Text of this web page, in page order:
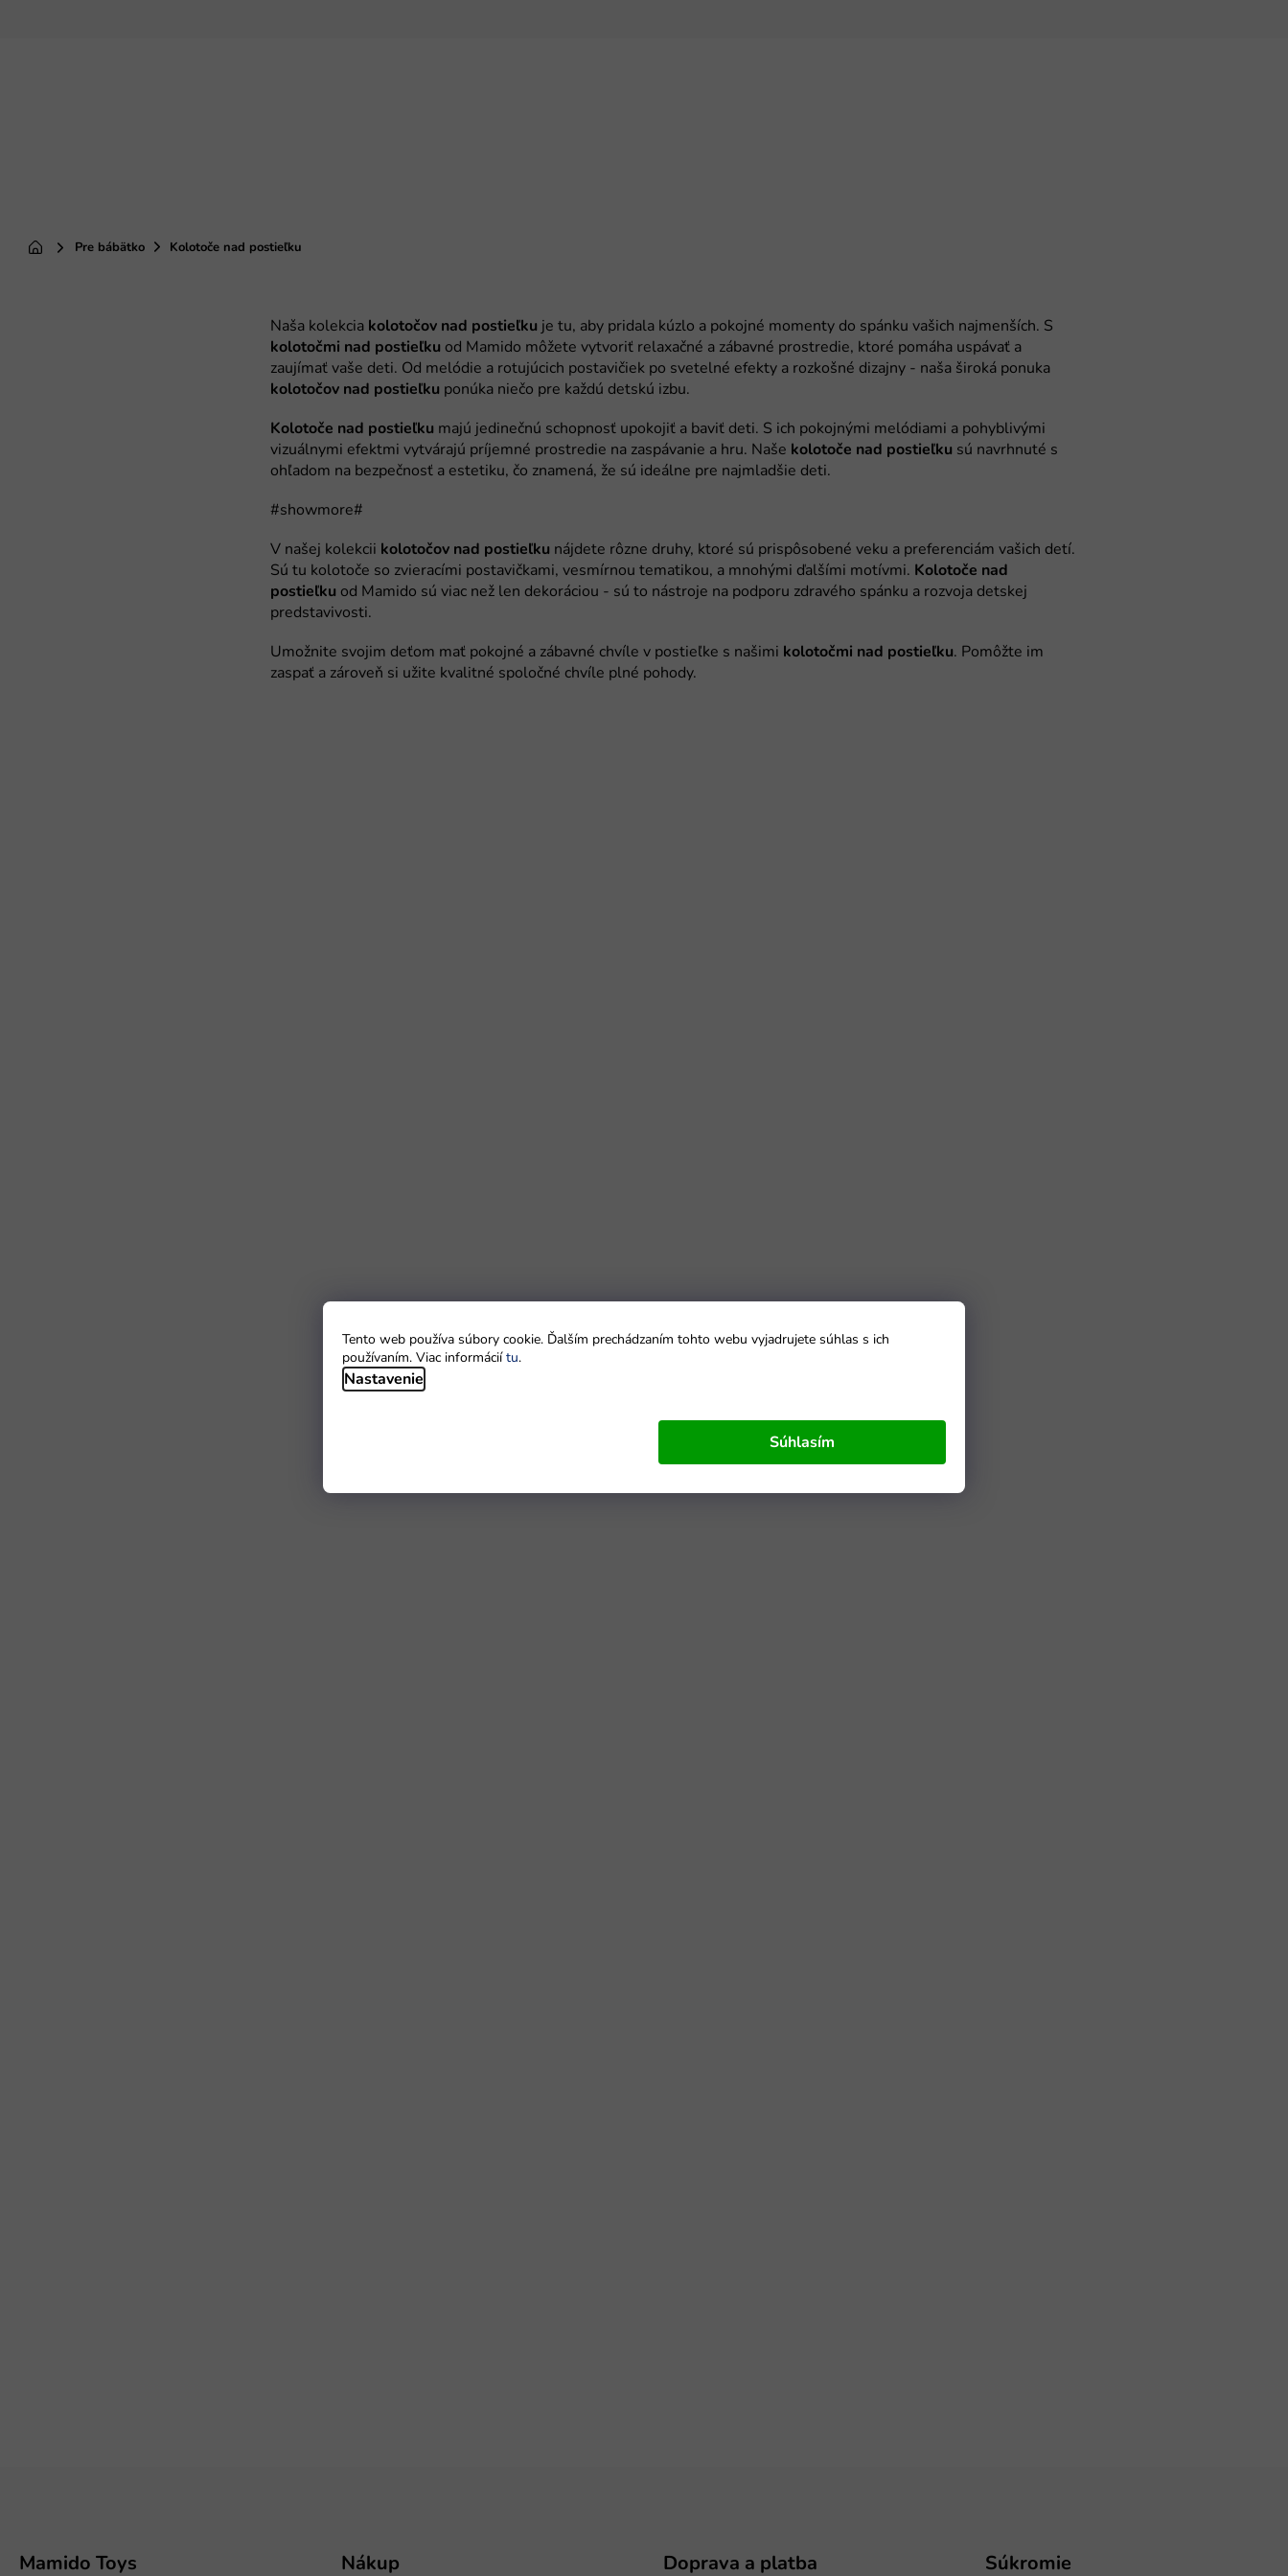
Tento web používa súbory cookie. Ďalším prechádzaním tohto webu vyjadrujete súhlas s ich
používaním. Viac informáciítu.
Nastavenie
Súhlasím
DomovPre bábätko Kolotoče nad postieľku
kolotočov nad postieľku
kolotočmi nad postieľku
kolotočov nad postieľku
Kolotoče nad postieľku
kolotoče nad postieľku
kolotočov nad postieľku
Kolotoče nad
postieľku
kolotočmi nad postieľku
Mamido Toys Nákup Doprava a platba Súkromie